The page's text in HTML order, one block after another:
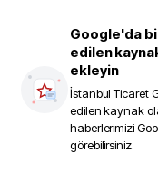
Google'da
edilen
ekleyin
İstanbul Ticaret
edilen kaynak
haberlerimizi
görebilirsiniz.